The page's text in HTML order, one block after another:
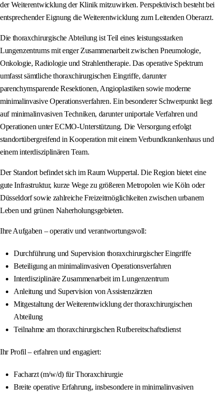
der Weiterentwicklung der Klinik mitzuwirken. Perspektivisch besteht bei
entsprechender Eignung die Weiterentwicklung zum Leitenden Oberarzt.
Die thoraxchirurgische Abteilung ist Teil eines leistungsstarken
Lungenzentrums mit enger Zusammenarbeit zwischen Pneumologie,
Onkologie, Radiologie und Strahlentherapie. Das operative Spektrum
umfasst sämtliche thoraxchirurgischen Eingriffe, darunter
parenchymsparende Resektionen, Angioplastiken sowie moderne
minimalinvasive Operationsverfahren. Ein besonderer Schwerpunkt liegt
auf minimalinvasiven Techniken, darunter uniportale Verfahren und
Operationen unter ECMO-Unterstützung. Die Versorgung erfolgt
standortübergreifend in Kooperation mit einem Verbundkrankenhaus und
einem interdisziplinären Team.
Der Standort befindet sich im Raum Wuppertal. Die Region bietet eine
gute Infrastruktur, kurze Wege zu größeren Metropolen wie Köln oder
Düsseldorf sowie zahlreiche Freizeitmöglichkeiten zwischen urbanem
Leben und grünen Naherholungsgebieten.
Ihre Aufgaben – operativ und verantwortungsvoll:
Durchführung und Supervision thoraxchirurgischer Eingriffe
Beteiligung an minimalinvasiven Operationsverfahren
Interdisziplinäre Zusammenarbeit im Lungenzentrum
Anleitung und Supervision von Assistenzärzten
Mitgestaltung der Weiterentwicklung der thoraxchirurgischen
Abteilung
Teilnahme am thoraxchirurgischen Rufbereitschaftsdienst
Ihr Profil – erfahren und engagiert:
Facharzt (m/w/d) für Thoraxchirurgie
Breite operative Erfahrung, insbesondere in minimalinvasiven